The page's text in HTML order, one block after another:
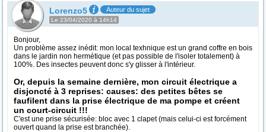
Lorenzo5 Auteur du sujet
Le 23/04/2020 à 14h14
Bonjour,
Un problème assez inédit: mon local texhnique est un grand coffre en bois
dans le jardin non hermétique (et pas possible de l'isoler totalement) à
100%. Des insectes peuvent donc s'y glisser à l'intérieur.
Or, depuis la semaine dernière, mon circuit électrique a
disjoncté à 3 reprises: causes: des petites bêtes se
faufilent dans la prise électrique de ma pompe et créent
un court-circuit !!!
C'est une prise sécurisée: bloc avec 1 clapet (mais celui-ci est forcément
ouvert quand la prise est branchée).